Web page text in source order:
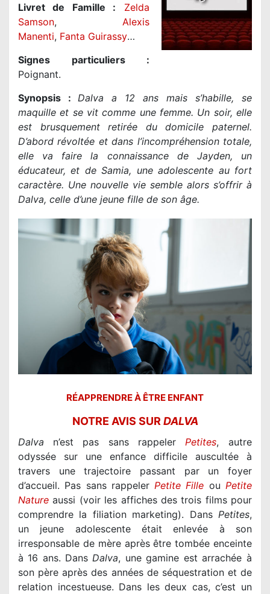
Livret de Famille :
Zelda
Samson, Alexis
Manenti, Fanta Guirassy…
Signes particuliers :
Poignant.
Synopsis : Dalva a 12 ans mais s’habille, se
maquille et se vit comme une femme. Un soir, elle
est brusquement retirée du domicile paternel.
D’abord révoltée et dans l’incompréhension totale,
elle va faire la connaissance de Jayden, un
éducateur, et de Samia, une adolescente au fort
caractère. Une nouvelle vie semble alors s’offrir à
Dalva, celle d’une jeune fille de son âge.
RÉAPPRENDRE À ÊTRE ENFANT
NOTRE AVIS SUR DALVA
Dalva n’est pas sans rappeler Petites, autre
odyssée sur une enfance difficile auscultée à
travers une trajectoire passant par un foyer
d’accueil. Pas sans rappeler Petite Fille ou Petite
Nature aussi (voir les affiches des trois films pour
comprendre la filiation marketing). Dans Petites,
un jeune adolescente était enlevée à son
irresponsable de mère après être tombée enceinte
à 16 ans. Dans Dalva, une gamine est arrachée à
son père après des années de séquestration et de
relation incestueuse. Dans les deux cas, c’est un